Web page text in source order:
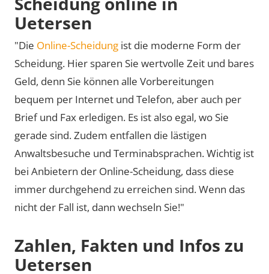
Uetersen
"Die Online-Scheidung ist die moderne Form der
Scheidung. Hier sparen Sie wertvolle Zeit und bares
Geld, denn Sie können alle Vorbereitungen
bequem per Internet und Telefon, aber auch per
Brief und Fax erledigen. Es ist also egal, wo Sie
gerade sind. Zudem entfallen die lästigen
Anwaltsbesuche und Terminabsprachen. Wichtig ist
bei Anbietern der Online-Scheidung, dass diese
immer durchgehend zu erreichen sind. Wenn das
nicht der Fall ist, dann wechseln Sie!"
Zahlen, Fakten und Infos zu
Uetersen